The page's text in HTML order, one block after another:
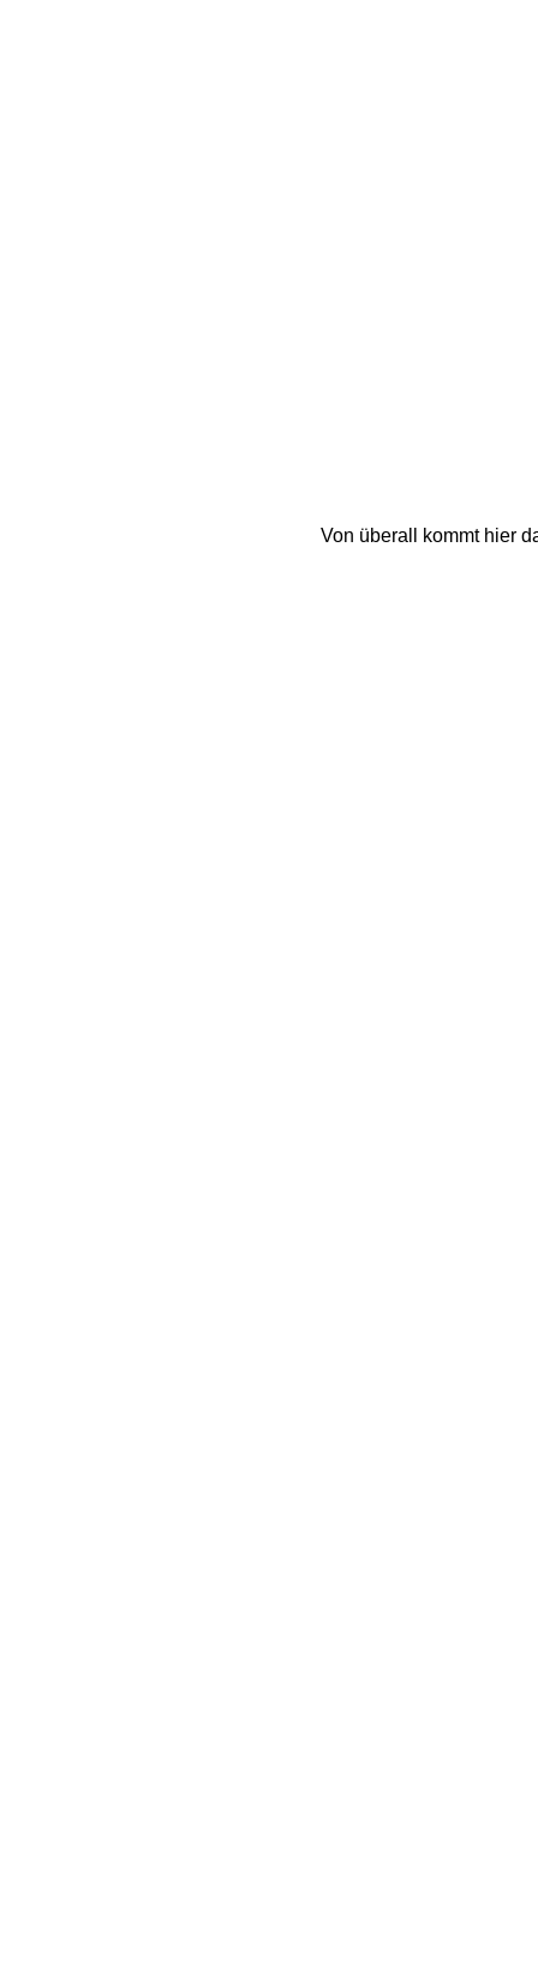
Von überall kommt hier